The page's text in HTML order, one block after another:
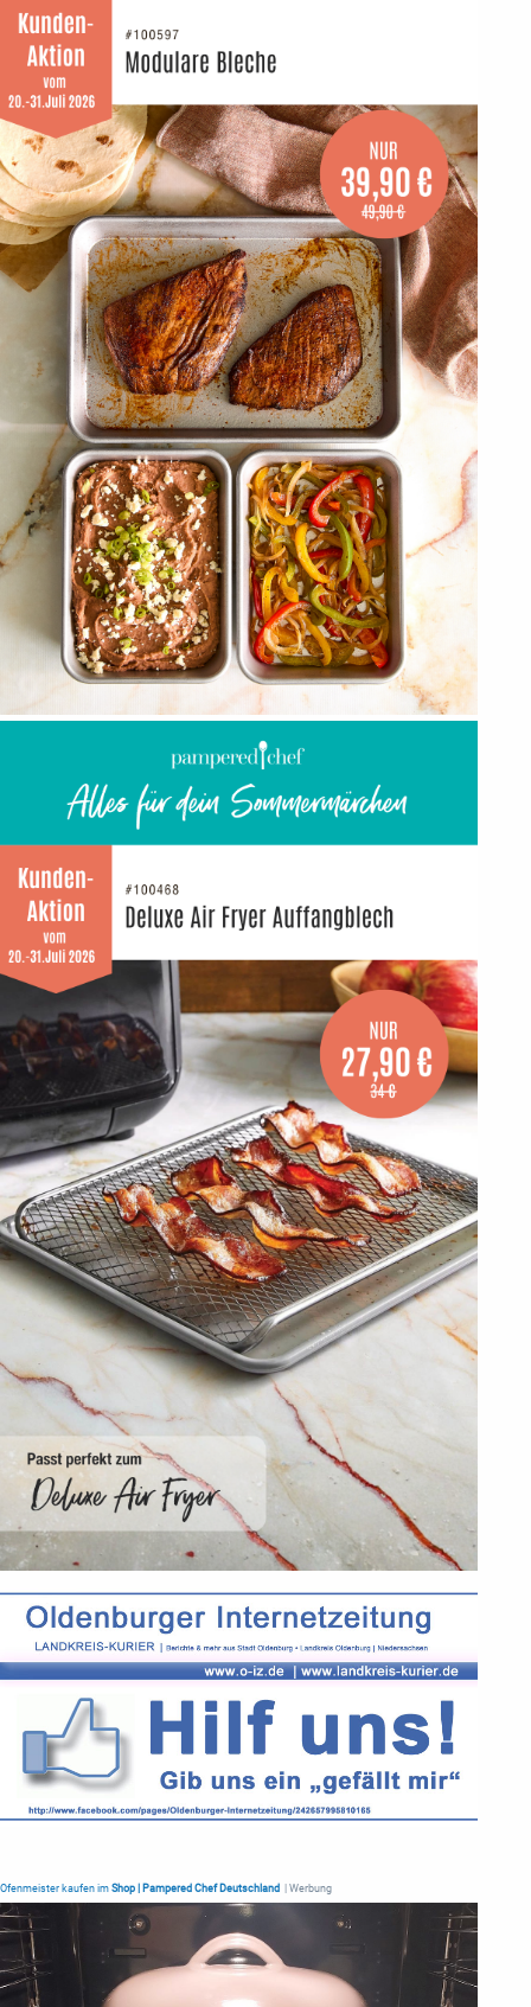
Ofenmeister kaufen im Shop | Pampered Chef Deutschland | Werbung